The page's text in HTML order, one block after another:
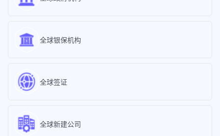
全球银保机构
全球签证
全球新建公司